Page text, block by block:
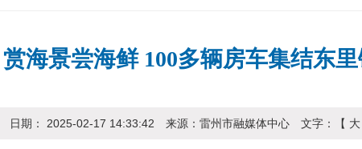
赏海景尝海鲜 100多辆房车集结东
日期： 2025-02-17 14:33:42 来源： 雷州市融媒体中心 文字：【 大